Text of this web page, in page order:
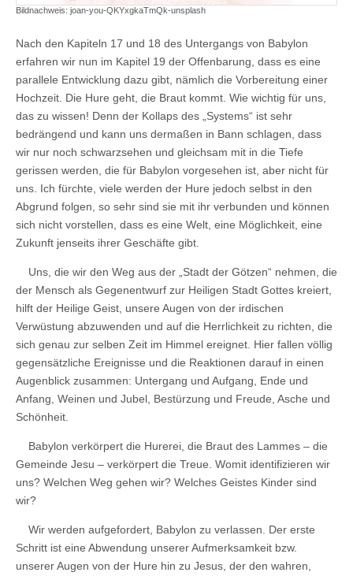
Bildnachweis: joan-you-QKYxgkaTmQk-unsplash
Nach den Kapiteln 17 und 18 des Untergangs von Babylon
erfahren wir nun im Kapitel 19 der Offenbarung, dass es eine
parallele Entwicklung dazu gibt, nämlich die Vorbereitung einer
Hochzeit. Die Hure geht, die Braut kommt. Wie wichtig für uns,
das zu wissen! Denn der Kollaps des „Systems“ ist sehr
bedrängend und kann uns dermaßen in Bann schlagen, dass
wir nur noch schwarzsehen und gleichsam mit in die Tiefe
gerissen werden, die für Babylon vorgesehen ist, aber nicht für
uns. Ich fürchte, viele werden der Hure jedoch selbst in den
Abgrund folgen, so sehr sind sie mit ihr verbunden und können
sich nicht vorstellen, dass es eine Welt, eine Möglichkeit, eine
Zukunft jenseits ihrer Geschäfte gibt.
Uns, die wir den Weg aus der „Stadt der Götzen“ nehmen, die
der Mensch als Gegenentwurf zur Heiligen Stadt Gottes kreiert,
hilft der Heilige Geist, unsere Augen von der irdischen
Verwüstung abzuwenden und auf die Herrlichkeit zu richten, die
sich genau zur selben Zeit im Himmel ereignet. Hier fallen völlig
gegensätzliche Ereignisse und die Reaktionen darauf in einen
Augenblick zusammen: Untergang und Aufgang, Ende und
Anfang, Weinen und Jubel, Bestürzung und Freude, Asche und
Schönheit.
Babylon verkörpert die Hurerei, die Braut des Lammes – die
Gemeinde Jesu – verkörpert die Treue. Womit identifizieren wir
uns? Welchen Weg gehen wir? Welches Geistes Kinder sind
wir?
Wir werden aufgefordert, Babylon zu verlassen. Der erste
Schritt ist eine Abwendung unserer Aufmerksamkeit bzw.
unserer Augen von der Hure hin zu Jesus, der den wahren,